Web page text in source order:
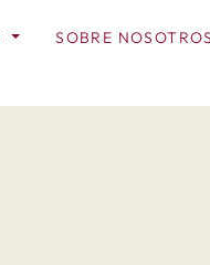
SOBRE NOSOTROS